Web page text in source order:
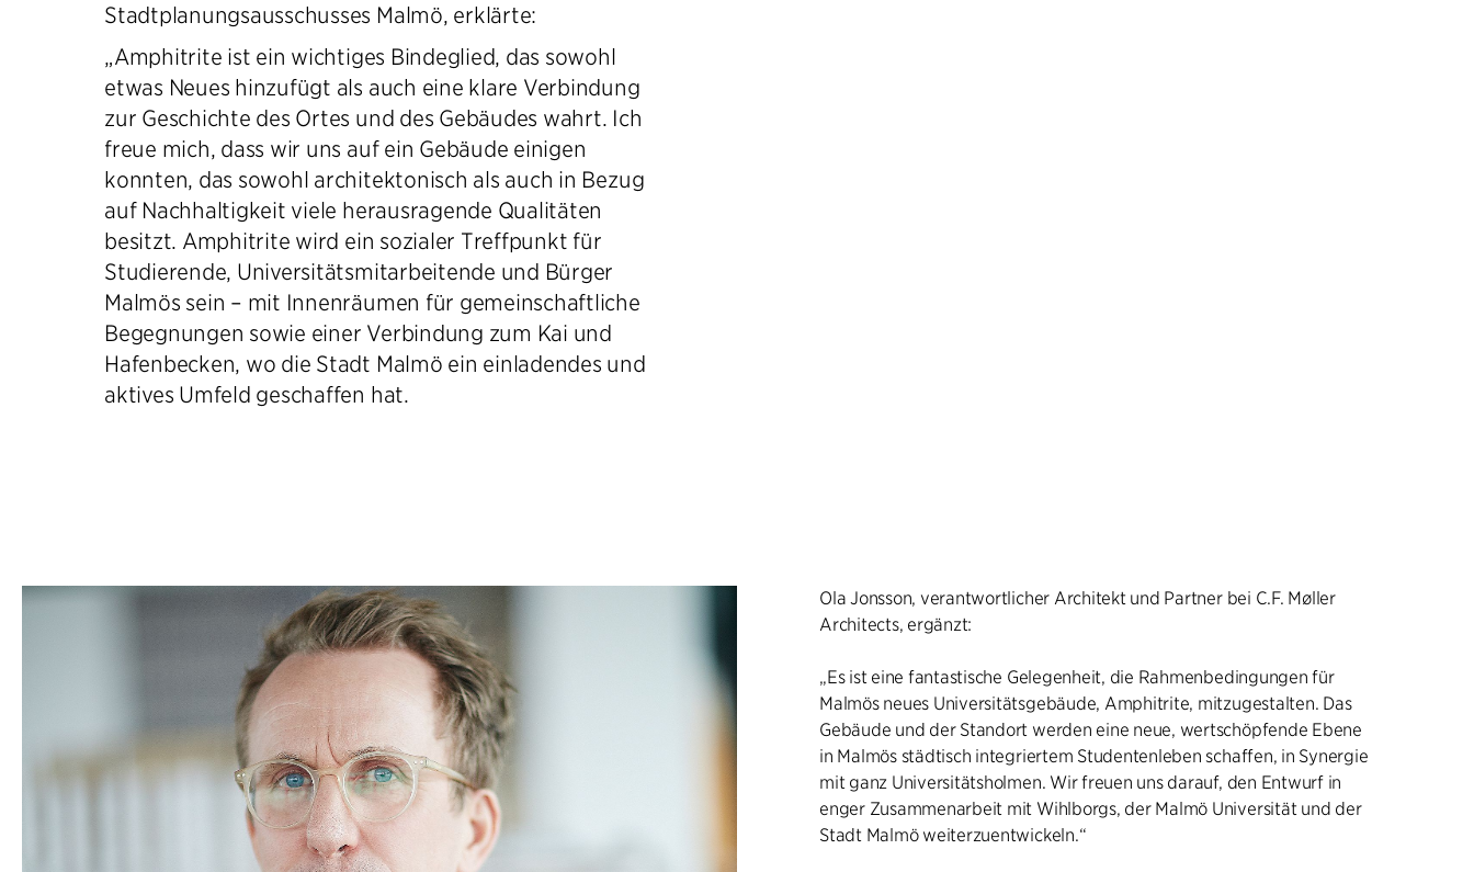
Stadtplanungsausschusses Malmö, erklärte:
„Amphitrite ist ein wichtiges Bindeglied, das sowohl
etwas Neues hinzufügt als auch eine klare Verbindung
zur Geschichte des Ortes und des Gebäudes wahrt. Ich
freue mich, dass wir uns auf ein Gebäude einigen
konnten, das sowohl architektonisch als auch in Bezug
auf Nachhaltigkeit viele herausragende Qualitäten
besitzt. Amphitrite wird ein sozialer Treffpunkt für
Studierende, Universitätsmitarbeitende und Bürger
Malmös sein – mit Innenräumen für gemeinschaftliche
Begegnungen sowie einer Verbindung zum Kai und
Hafenbecken, wo die Stadt Malmö ein einladendes und
aktives Umfeld geschaffen hat.
Ola Jonsson, verantwortlicher Architekt und Partner bei C.F. Møller
Architects, ergänzt:
„Es ist eine fantastische Gelegenheit, die Rahmenbedingungen für
Malmös neues Universitätsgebäude, Amphitrite, mitzugestalten. Das
Gebäude und der Standort werden eine neue, wertschöpfende Ebene
in Malmös städtisch integriertem Studentenleben schaffen, in Synergie
mit ganz Universitätsholmen. Wir freuen uns darauf, den Entwurf in
enger Zusammenarbeit mit Wihlborgs, der Malmö Universität und der
Stadt Malmö weiterzuentwickeln.“